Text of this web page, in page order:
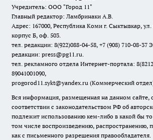
Учредитель: ООО "Город 11"
Главный редактор: Ламбринаки А.В.
Адрес: 167000, Республика Коми г. Сыктывкар,
корпус Б, оф. 503.
тел. редакции: 8(922)088-04-58, +7 (908) 710-08-37
редакции: press@pg11.ru.
тел. рекламного отдела Интернет-портала:
89041001090,
progorod11.sykt@yandex.ru (Коммерческий
Вся информация, размещенная на данном сайте,
соответствии с законодательством РФ об
подлежит использованию кем-либо в какой бы
том числе воспроизведению, распространению,
как с письменного разрешения правообладателя.